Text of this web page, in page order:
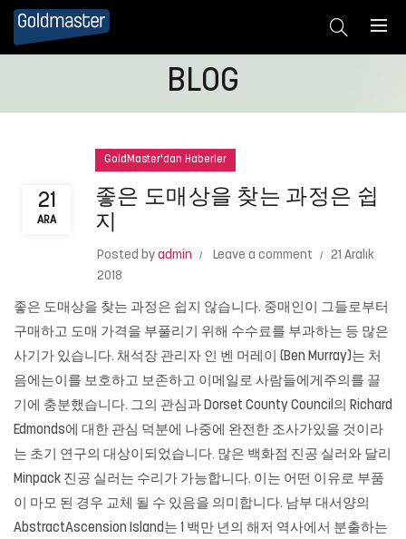
BLOG
21
ARA
GoldMaster'dan Haberler
좋은 도매상을 찾는 과정은 쉽
지
Posted by admin Leave a comment
21 Aralık
2018
좋은 도매상을 찾는 과정은 쉽지 않습니다. 중매인이 그들로부터
구매하고 도매 가격을 부풀리기 위해 수수료를 부과하는 등 많은
사기가 있습니다. 채석장 관리자 인 벤 머레이 (Ben Murray)는 처
음에는이를 보호하고 보존하고 이메일로 사람들에게주의를 끌
기에 충분했습니다. 그의 관심과 Dorset County Council의 Richard
Edmonds에 대한 관심 덕분에 나중에 완전한 조사가있을 것이라
는 초기 연구의 대상이되었습니다. 많은 백화점 진공 실러와 달리
Minpack 진공 실러는 수리가 가능합니다. 이는 어떤 이유로 부품
이 마모 된 경우 교체 될 수 있음을 의미합니다. 남부 대서양의
AbstractAscension Island는 1 백만 년의 해저 역사에서 분출하는